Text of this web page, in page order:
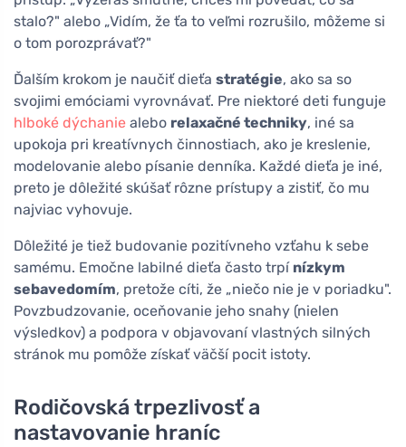
stalo?" alebo „Vidím, že ťa to veľmi rozrušilo, môžeme si
o tom porozprávať?"
Ďalším krokom je naučiť dieťa stratégie, ako sa so
svojimi emóciami vyrovnávať. Pre niektoré deti funguje
hlboké dýchanie alebo relaxačné techniky, iné sa
upokoja pri kreatívnych činnostiach, ako je kreslenie,
modelovanie alebo písanie denníka. Každé dieťa je iné,
preto je dôležité skúšať rôzne prístupy a zistiť, čo mu
najviac vyhovuje.
Dôležité je tiež budovanie pozitívneho vzťahu k sebe
samému. Emočne labilné dieťa často trpí nízkym
sebavedomím, pretože cíti, že „niečo nie je v poriadku".
Povzbudzovanie, oceňovanie jeho snahy (nielen
výsledkov) a podpora v objavovaní vlastných silných
stránok mu pomôže získať väčší pocit istoty.
Rodičovská trpezlivosť a
nastavovanie hraníc